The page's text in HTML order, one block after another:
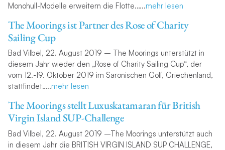
Monohull-Modelle erweitern die Flotte.…..mehr lesen
The Moorings ist Partner des Rose of Charity
Sailing Cup
Bad Vilbel, 22. August 2019 – The Moorings unterstützt in
diesem Jahr wieder den „Rose of Charity Sailing Cup“, der
vom 12.-19. Oktober 2019 im Saronischen Golf, Griechenland,
stattfindet…..mehr lesen
The Moorings stellt Luxuskatamaran für British
Virgin Island SUP-Challenge
Bad Vilbel, 22. August 2019 –The Moorings unterstützt auch
in diesem Jahr die BRITISH VIRGIN ISLAND SUP CHALLENGE,